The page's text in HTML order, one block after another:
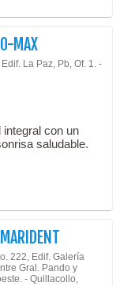
MAX
La Paz, Pb, Of. 1. -
con un
saludable.
222, Edif. Galería
Gral. Pando y
- Quillacollo,